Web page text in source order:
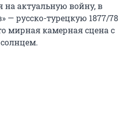
актуальную войну, в
— русско-турецкую 1877/78
мирная камерная сцена с